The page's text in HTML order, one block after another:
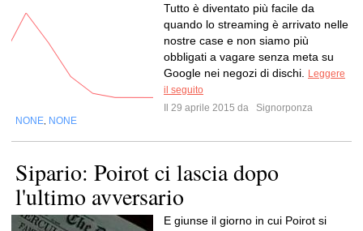
Tutto è diventato più facile da
quando lo streaming è arrivato nelle
nostre case e non siamo più
obbligati a vagare senza meta su
Google nei negozi di dischi.
Leggere
il seguito
Il 29 aprile 2015 da
Signorponza
NONE NONE
Sipario: Poirot ci lascia dopo
l'ultimo avversario
E giunse il giorno in cui Poirot si